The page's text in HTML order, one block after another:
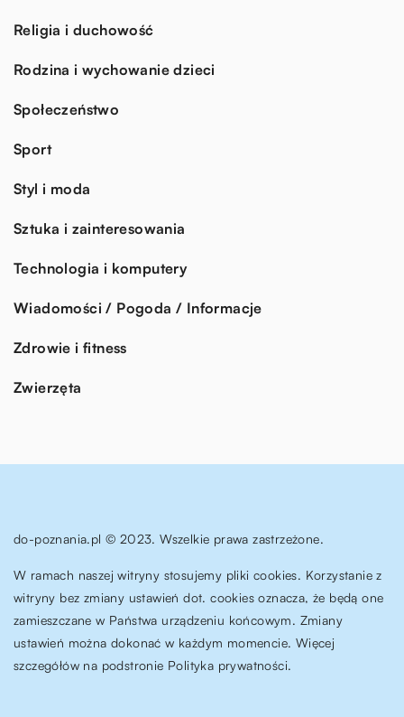
Religia i duchowość
Rodzina i wychowanie dzieci
Społeczeństwo
Sport
Styl i moda
Sztuka i zainteresowania
Technologia i komputery
Wiadomości / Pogoda / Informacje
Zdrowie i fitness
Zwierzęta
do-poznania.pl © 2023. Wszelkie prawa zastrzeżone.
W ramach naszej witryny stosujemy pliki cookies. Korzystanie z
witryny bez zmiany ustawień dot. cookies oznacza, że będą one
zamieszczane w Państwa urządzeniu końcowym. Zmiany
ustawień można dokonać w każdym momencie. Więcej
szczegółów na podstronie Polityka prywatności.